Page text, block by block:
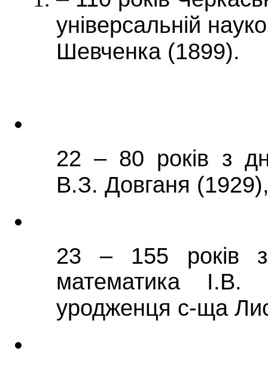
універсальній
Шевченка (1899).
22 – 80 років з
В.З. Довганя
23 – 155 років
математика І.В.
уродженця с-ща